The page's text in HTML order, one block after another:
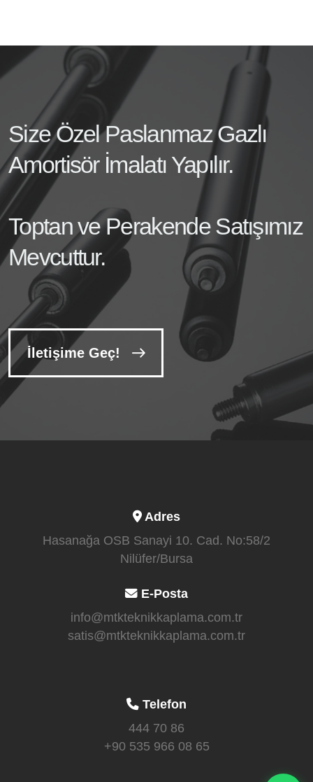
Size Özel Paslanmaz Gazlı
Amortisör İmalatı Yapılır.
Toptan ve Perakende Satışımız
Mevcuttur.
İletişime Geç!
Adres
Hasanağa OSB Sanayi 10. Cad. No:58/2
Nilüfer/Bursa
E-Posta
info@mtkteknikkaplama.com.tr
satis@mtkteknikkaplama.com.tr
Telefon
444 70 86
+90 535 966 08 65